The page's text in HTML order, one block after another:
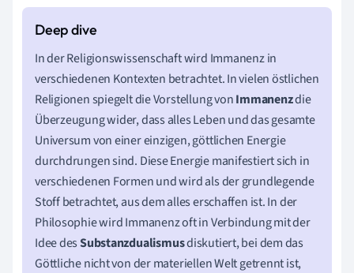
In der Religionswissenschaft wird Immanenz in
verschiedenen Kontexten betrachtet. In vielen östlichen
Religionen spiegelt die Vorstellung vonImmanenzdie
Überzeugung wider, dass alles Leben und das gesamte
Universum von einer einzigen, göttlichen Energie
durchdrungen sind. Diese Energie manifestiert sich in
verschiedenen Formen und wird als der grundlegende
Stoff betrachtet, aus dem alles erschaffen ist. In der
Philosophie wird Immanenz oft in Verbindung mit der
Idee desSubstanzdualismusdiskutiert, bei dem das
Göttliche nicht von der materiellen Welt getrennt ist,